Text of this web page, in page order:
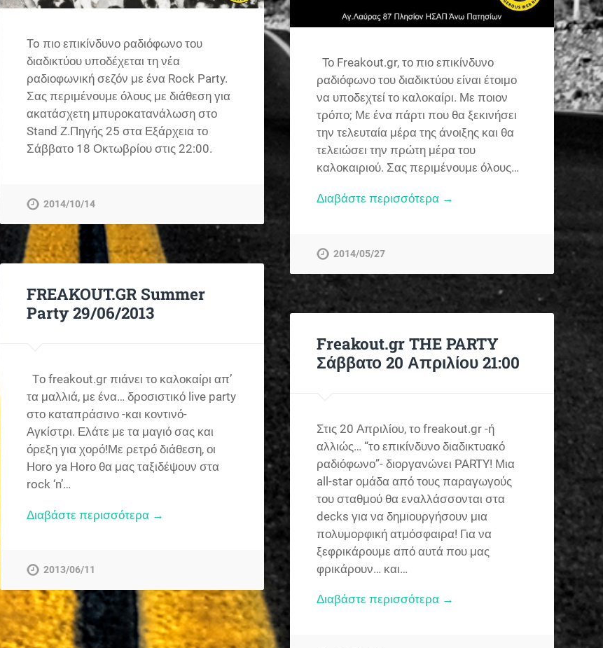
To πιο επικίνδυνο ραδιόφωνο του
διαδικτύου υποδέχεται τη νέα
ραδιοφωνική σεζόν με ένα Rock Party.
Σας περιμένουμε όλους με διάθεση για
ακατάσχετη μπυροκατανάλωση στο
Stand Ζ.Πηγής 25 στα Εξάρχεια το
Σάββατο 18 Οκτωβρίου στις 22:00.
2014/10/14
Το Freakout.gr, το πιο επικίνδυνο
ραδιόφωνο του διαδικτύου είναι έτοιμο
να υποδεχτεί το καλοκαίρι. Με ποιον
τρόπο; Με ένα πάρτι που θα ξεκινήσει
την τελευταία μέρα της άνοιξης και θα
τελειώσει την πρώτη μέρα του
καλοκαιριού. Σας περιμένουμε όλους…
Διαβάστε περισσότερα →
2014/05/27
FREAKOUT.GR Summer
Party 29/06/2013
Tο freakout.gr πιάνει το καλοκαίρι απ’
τα μαλλιά, με ένα… δροσιστικό live party
στο καταπράσινο -και κοντινό-
Αγκίστρι. Ελάτε με τα μαγιό σας και
όρεξη για χορό!Με ρετρό διάθεση, οι
Hοro ya Horο θα μας ταξιδέψουν στα
rock ‘n’…
Διαβάστε περισσότερα →
2013/06/11
Freakout.gr THE PARTY
Σάββατο 20 Απριλίου 21:00
Στις 20 Απριλίου, το freakout.gr -ή
αλλιώς… “το επικίνδυνο διαδικτυακό
ραδιόφωνο”- διοργανώνει PARTY! Μια
all-star ομάδα από τους παραγωγούς
του σταθμού θα εναλλάσσονται στα
decks για να δημιουργήσουν μια
πολυμορφική ατμόσφαιρα! Για να
ξεφρικάρουμε από αυτά που μας
φρικάρουν… και…
Διαβάστε περισσότερα →